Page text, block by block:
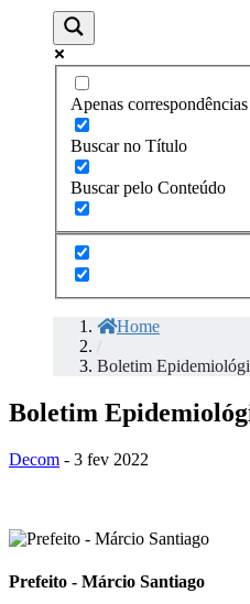
Apenas
Buscar no Título
Buscar pelo Conteúdo
Home
/
Boletim
Boletim
Decom - 3 fev 2022
Prefeito - Márcio Santiago